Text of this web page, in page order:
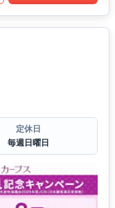
定休日
毎週日曜日